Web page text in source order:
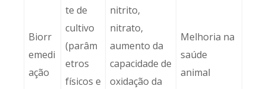
Biorr
emedi
ação
te de
cultivo
(parâm
etros
físicos e
nitrito,
nitrato,
aumento da
capacidade de
oxidação da
Melhoria na
saúde
animal